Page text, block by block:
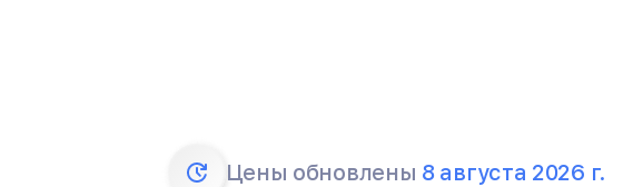
Цены обновлены 8 августа 2026 г.